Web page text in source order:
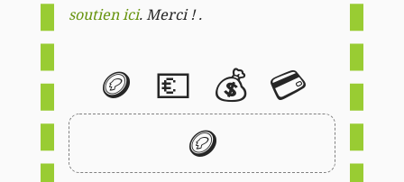
soutien ici. Merci ! .
🪙 💶 💰 💳
🪙